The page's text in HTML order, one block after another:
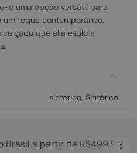
o uma opção versátil para
toque contemporâneo.
que alia estilo e
sintetico, Sintético
Brasil a partir de R$499,90